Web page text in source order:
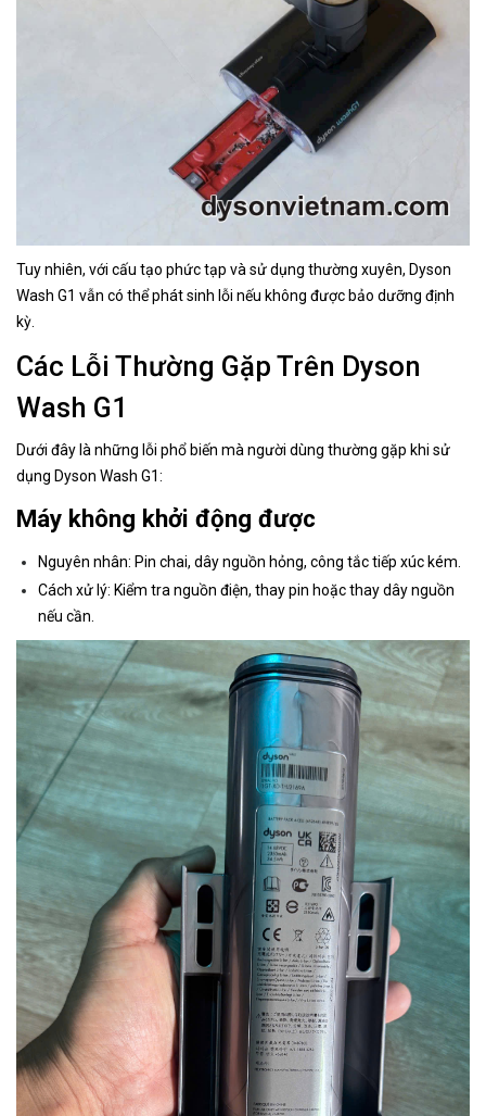
Tuy nhiên, với cấu tạo phức tạp và sử dụng thường xuyên, Dyson
Wash G1 vẫn có thể phát sinh lỗi nếu không được bảo dưỡng định
kỳ.
Các Lỗi Thường Gặp Trên Dyson
Wash G1
Dưới đây là những lỗi phổ biến mà người dùng thường gặp khi sử
dụng Dyson Wash G1:
Máy không khởi động được
Nguyên nhân: Pin chai, dây nguồn hỏng, công tắc tiếp xúc kém.
Cách xử lý: Kiểm tra nguồn điện, thay pin hoặc thay dây nguồn
nếu cần.